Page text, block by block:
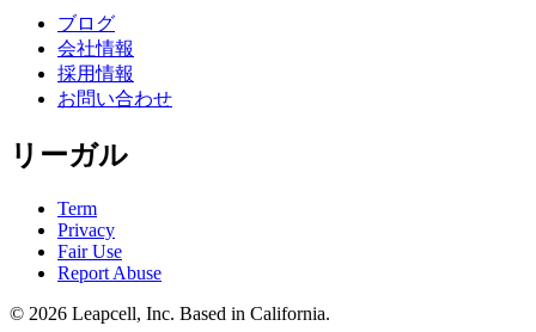
ブログ
会社情報
採用情報
お問い合わせ
リーガル
Term
Privacy
Fair Use
Report Abuse
© 2026 Leapcell, Inc. Based in California.